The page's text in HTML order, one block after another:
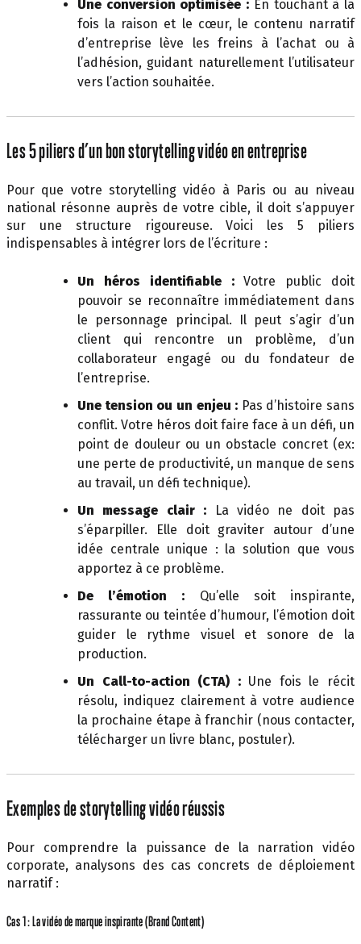
Une conversion optimisée : En touchant à la
fois la raison et le cœur, le contenu narratif
d’entreprise lève les freins à l’achat ou à
l’adhésion, guidant naturellement l’utilisateur
vers l’action souhaitée.
Les 5 piliers d’un bon storytelling vidéo en entreprise
Pour que votre storytelling vidéo à Paris ou au niveau
national résonne auprès de votre cible, il doit s’appuyer
sur une structure rigoureuse. Voici les 5 piliers
indispensables à intégrer lors de l’écriture :
Un héros identifiable :Votre public doit
pouvoir se reconnaître immédiatement dans
le personnage principal. Il peut s’agir d’un
client qui rencontre un problème, d’un
collaborateur engagé ou du fondateur de
l’entreprise.
Une tension ou un enjeu : Pas d’histoire sans
conflit. Votre héros doit faire face à un défi, un
point de douleur ou un obstacle concret (ex:
une perte de productivité, un manque de sens
au travail, un défi technique).
Un message clair : La vidéo ne doit pas
s’éparpiller. Elle doit graviter autour d’une
idée centrale unique : la solution que vous
apportez à ce problème.
De l’émotion : Qu’elle soit inspirante,
rassurante ou teintée d’humour, l’émotion doit
guider le rythme visuel et sonore de la
production.
Un Call-to-action (CTA) :Une fois le récit
résolu, indiquez clairement à votre audience
la prochaine étape à franchir (nous contacter,
télécharger un livre blanc, postuler).
Exemples de storytelling vidéo réussis
Pour comprendre la puissance de la narration vidéo
corporate, analysons des cas concrets de déploiement
narratif :
Cas 1 : La vidéo de marque inspirante (Brand Content)